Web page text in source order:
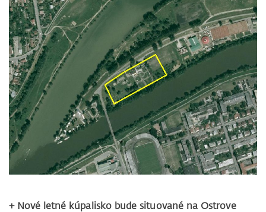
+ Nové letné kúpalisko bude situované na Ostrove